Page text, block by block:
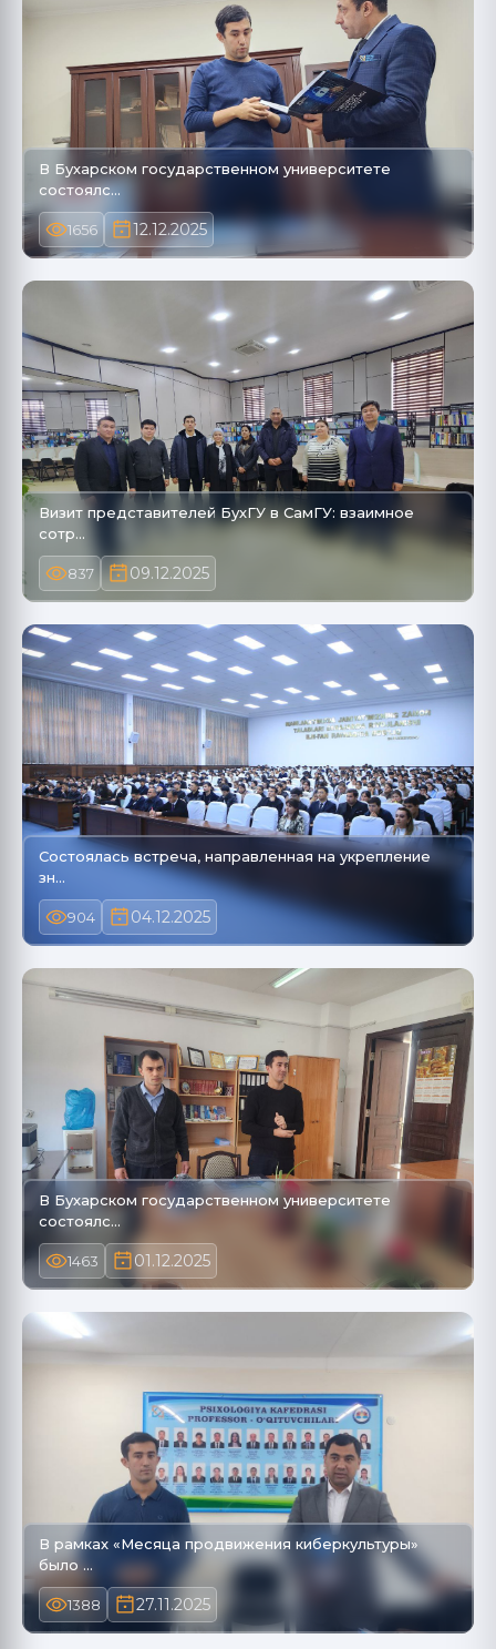
В Бухарском государственном университете
состоялс…
1656 12.12.2025
Визит представителей БухГУ в СамГУ: взаимное
сотр…
837 09.12.2025
Состоялась встреча, направленная на укрепление
зн…
904 04.12.2025
В Бухарском государственном университете
состоялс…
1463 01.12.2025
В рамках «Месяца продвижения киберкультуры»
было …
1388 27.11.2025